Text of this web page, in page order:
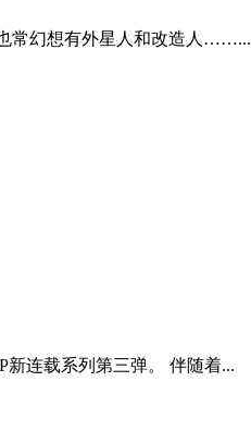
常幻想有外星人和改造人……...
新连载系列第三弹。 伴随着...